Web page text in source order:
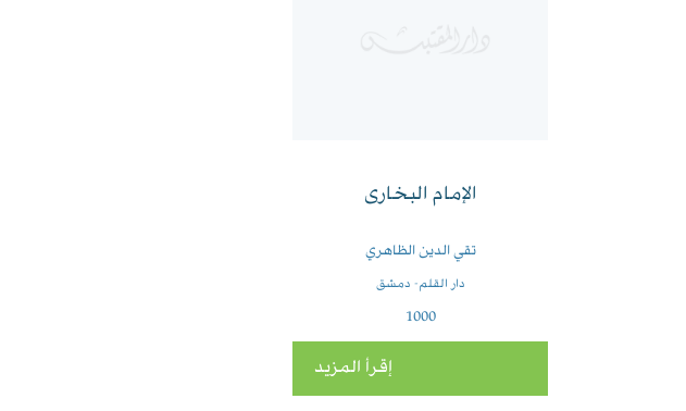
الإمام البخارى
تقي الدين الظاهري
دار القلم- دمشق
1000
إقرأ المزيد